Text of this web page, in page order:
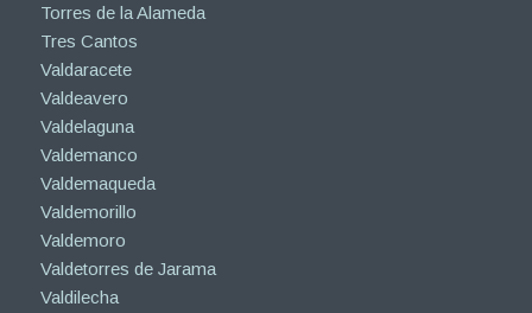
Torres de la Alameda
Tres Cantos
Valdaracete
Valdeavero
Valdelaguna
Valdemanco
Valdemaqueda
Valdemorillo
Valdemoro
Valdetorres de Jarama
Valdilecha